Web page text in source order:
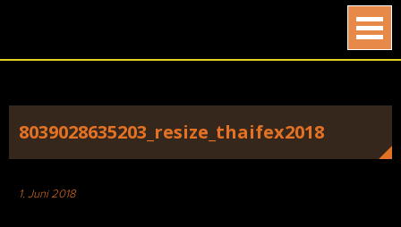
8039028635203_resize_thaifex2018
1. Juni 2018